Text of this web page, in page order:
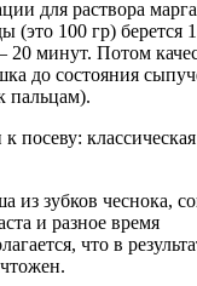
для раствора
(это 100 гр) берется
минут. Потом
до состояния
пальцам).
из зубков чеснока,
и разное время
что в